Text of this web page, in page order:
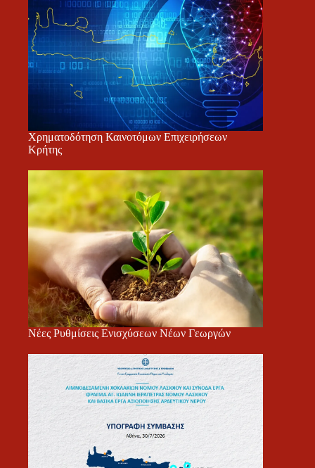
Χρηματοδότηση Καινοτόμων Επιχειρήσεων
Κρήτης
Νέες Ρυθμίσεις Ενισχύσεων Νέων Γεωργών